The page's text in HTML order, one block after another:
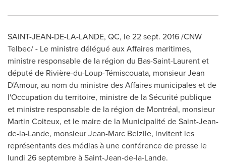
SAINT-JEAN-DE-LA-LANDE, QC, le22 sept. 2016/CNW
Telbec/ - Le ministre délégué aux Affaires maritimes,
ministre responsable de la région du Bas-Saint-Laurent et
député de Rivière-du-Loup-Témiscouata, monsieur Jean
D'Amour, au nom du ministre des Affaires municipales et de
l'Occupation du territoire, ministre de la Sécurité publique
et ministre responsable de la région de Montréal, monsieur
Martin Coiteux, et le maire de la Municipalité deSaint-Jean-
de-la-Lande, monsieurJean-Marc Belzile, invitent les
représentants des médias à une conférence de presse le
lundi 26 septembre à Saint‑Jean‑de‑la‑Lande.